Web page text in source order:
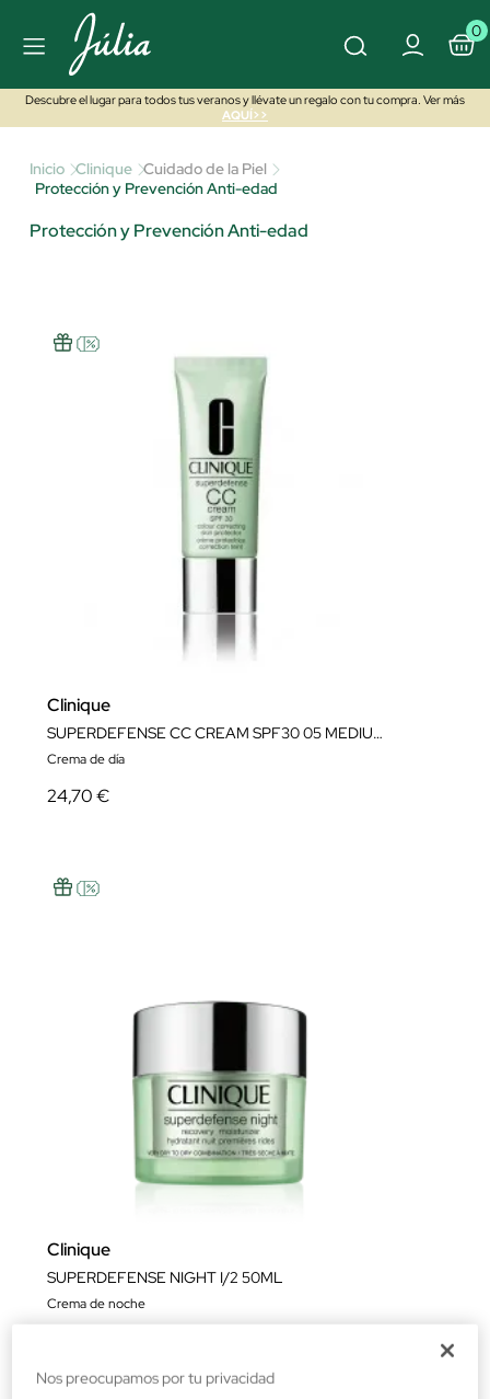
0
Descubre el lugar para todos tus veranos y llévate un regalo con tu compra. Ver más
AQUÍ>>
Inicio Clinique Cuidado de la Piel
Protección y Prevención Anti-edad
Protección y Prevención Anti-edad
Clinique
SUPERDEFENSE CC CREAM SPF30 05 MEDIUM DEEP
Crema de día
24,70 €
Clinique
SUPERDEFENSE NIGHT I/2 50ML
Crema de noche
Nos preocupamos por tu privacidad